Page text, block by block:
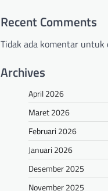
Recent Comments
Tidak ada komentar
Archives
April 2026
Maret 2026
Februari 2026
Januari 2026
Desember 2025
November 2025